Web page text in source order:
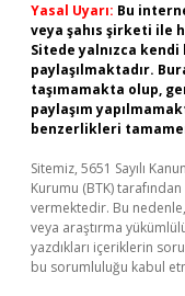
Yasal Uyarı: Bu
veya şahıs şirketi ile
Sitede yalnızca kendi
paylaşılmaktadır.
taşımamakta olup,
paylaşım
benzerlikleri
Sitemiz, 5651 Sayılı
Kurumu (BTK)
vermektedir. Bu
veya araştırma
yazdıkları içeriklerin
bu sorumluluğu kabul